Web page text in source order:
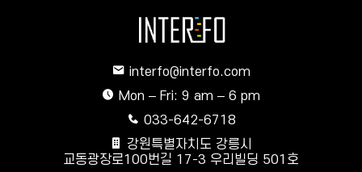
interfo@interfo.com
Mon – Fri: 9 am – 6 pm
033-642-6718
강원특별자치도 강릉시
교동광장로100번길 17-3 우리빌딩 501호